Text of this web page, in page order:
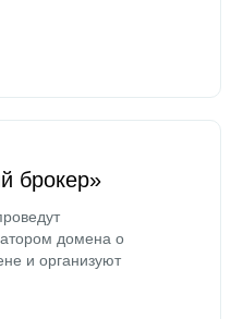
брокер»
домена о
и организуют